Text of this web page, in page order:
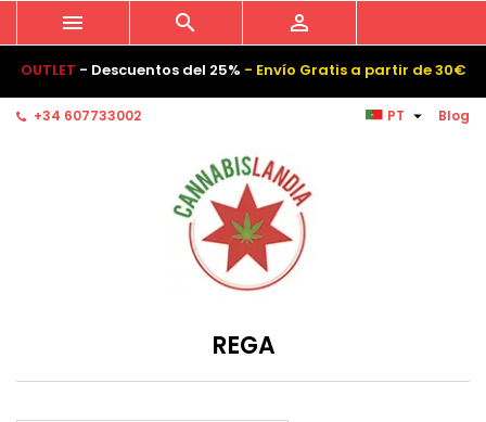
OUTLET - Descuentos del 25% - Envío Gratis a partir de 30€
Blog
+34 607733002 PT 
  
REGA